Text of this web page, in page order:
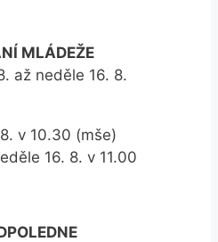
MLÁDEŽE
až neděle 16. 8.
v 10.30 (mše)
16. 8. v 11.00